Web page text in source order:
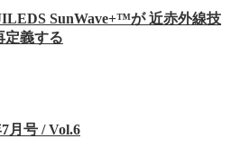
SunWave+™が 近赤外線技
定義する
月号 / Vol.6